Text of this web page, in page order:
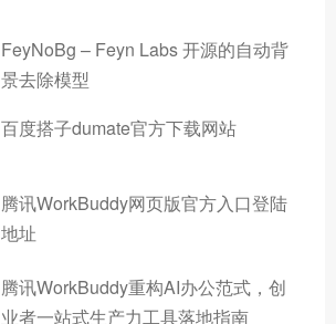
FeyNoBg – Feyn Labs 开源的自动背
景去除模型
百度搭子dumate官方下载网站
腾讯WorkBuddy网页版官方入口登陆
地址
腾讯WorkBuddy重构AI办公范式，创
业者一站式生产力工具落地指南